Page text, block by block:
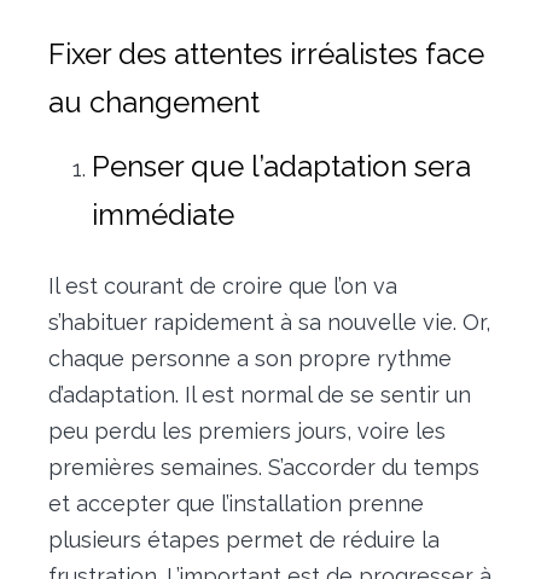
Fixer des attentes irréalistes face
au changement
Penser que l’adaptation sera
immédiate
Il est courant de croire que l’on va
s’habituer rapidement à sa nouvelle vie. Or,
chaque personne a son propre rythme
d’adaptation. Il est normal de se sentir un
peu perdu les premiers jours, voire les
premières semaines. S’accorder du temps
et accepter que l’installation prenne
plusieurs étapes permet de réduire la